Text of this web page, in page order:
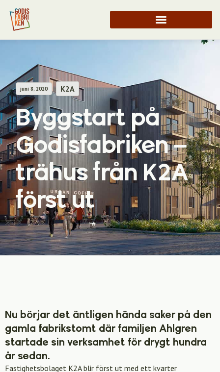
juni 8, 2020 K2A
Byggstart på
Godisfabriken –
trähus från K2A
först ut
Nu börjar det äntligen hända saker på den
gamla fabrikstomt där familjen Ahlgren
startade sin verksamhet för drygt hundra
år sedan.
Fastighetsbolaget K2A blir först ut med ett kvarter